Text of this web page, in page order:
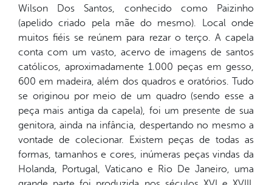
Wilson Dos Santos, conhecido como Paizinho
(apelido criado pela mãe do mesmo). Local onde
muitos fiéis se reúnem para rezar o terço. A capela
conta com um vasto, acervo de imagens de santos
católicos, aproximadamente 1.000 peças em gesso,
600 em madeira, além dos quadros e oratórios. Tudo
se originou por meio de um quadro (sendo esse a
peça mais antiga da capela), foi um presente de sua
genitora, ainda na infância, despertando no mesmo a
vontade de colecionar. Existem peças de todas as
formas, tamanhos e cores, inúmeras peças vindas da
Holanda, Portugal, Vaticano e Rio De Janeiro, uma